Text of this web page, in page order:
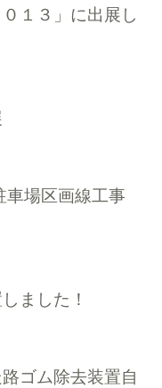
１３」に出展し
車場区画線工事
ました！
ゴム除去装置自